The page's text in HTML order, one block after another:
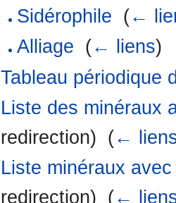
Sidérophile (←
Alliage (← liens)
Tableau périodique
Liste des minéraux
redirection) ‎ (←
Liste minéraux
redirection) ‎ (←